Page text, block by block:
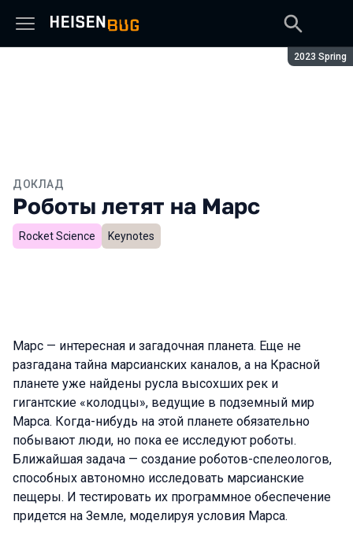
Сезон:
2023 Spring
ДОКЛАД
Роботы летят на Марс
Rocket Science Keynotes
Марс — интересная и загадочная планета. Еще не
разгадана тайна марсианских каналов, а на Красной
планете уже найдены русла высохших рек и
гигантские «колодцы», ведущие в подземный мир
Марса. Когда-нибудь на этой планете обязательно
побывают люди, но пока ее исследуют роботы.
Ближайшая задача — создание роботов-спелеологов,
способных автономно исследовать марсианские
пещеры. И тестировать их программное обеспечение
придется на Земле, моделируя условия Марса.